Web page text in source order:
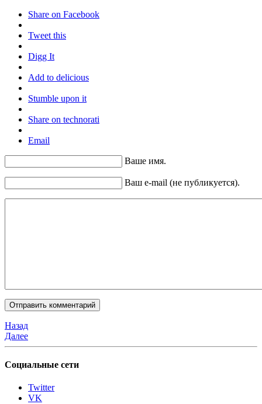
Share on Facebook
Tweet this
Digg It
Add to delicious
Stumble upon it
Share on technorati
Email
Ваше имя.
Ваш e-mail (не публикуется).
Назад
Далее
Социальные сети
Twitter
VK